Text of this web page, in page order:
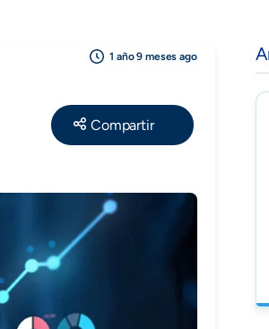
Share
1 año 9 meses ago